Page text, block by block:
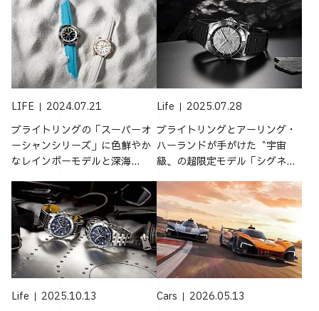
LIFE 2024.07.21
ブライトリングの「スーパーオ
ーシャンシリーズ」に色鮮やか
なレインボーモデルと深海...
Life 2025.07.28
ブライトリングとアーリング・
ハーランドが手がけた〝宇宙
級〟の超限定モデル「シグネ...
Life 2025.10.13 Cars 2026.05.13